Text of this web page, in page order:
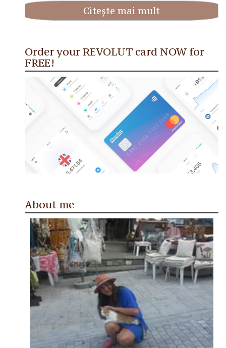
Citește mai mult
Order your REVOLUT card NOW for
FREE!
About me